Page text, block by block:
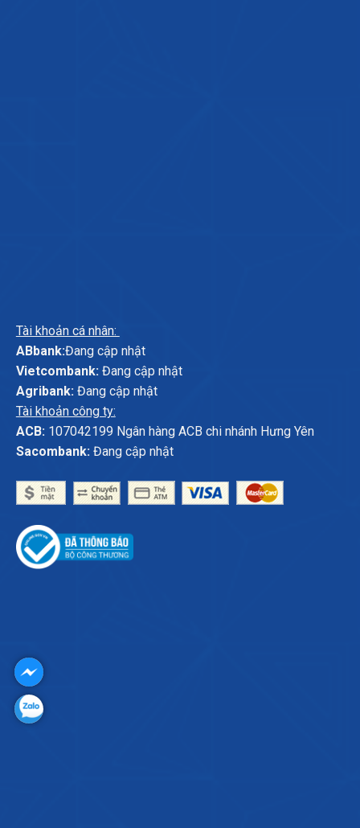
Tài khoản cá nhân:
ABbank:Đang cập nhật
Vietcombank:Đang cập nhật
Agribank:Đang cập nhật
Tài khoản công ty:
ACB:107042199 Ngân hàng ACB chi nhánh Hưng Yên
Sacombank:Đang cập nhật